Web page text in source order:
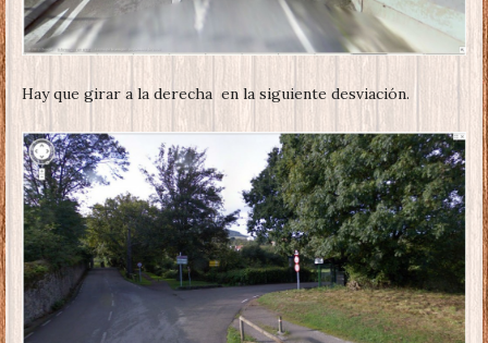
Hay que girar a la derecha en la siguiente desviación.